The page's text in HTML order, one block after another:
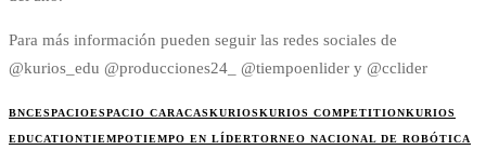
Para más información pueden seguir las redes sociales de
@kurios_edu @producciones24_ @tiempoenlider y @cclider
BNCESPACIOESPACIO CARACASKURIOSKURIOS COMPETITIONKURIOS
EDUCATIONTIEMPOTIEMPO EN LÍDERTORNEO NACIONAL DE ROBÓTICA